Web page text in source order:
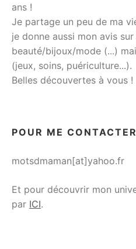
ans !
Je partage un peu de ma
je donne aussi mon avis
beauté/bijoux/mode (...)
(jeux, soins, puériculture...).
Belles découvertes à vous !
POUR ME
motsdmaman[at]yahoo.fr
Et pour découvrir mon
par ICI.